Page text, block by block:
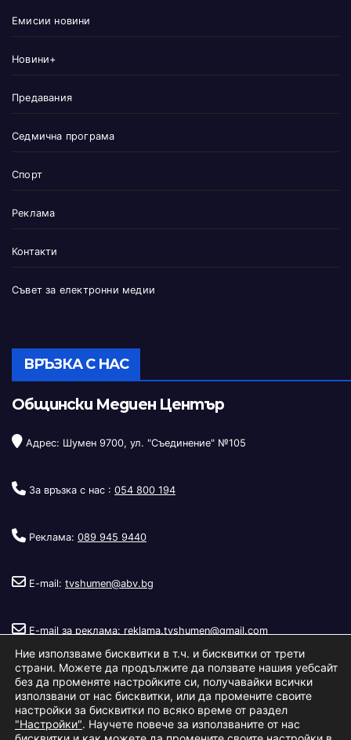
Емисии новини
Новини+
Предавания
Седмична програма
Спорт
Реклама
Контакти
Съвет за електронни медии
ВРЪЗКА С НАС
Общински Медиен Център
Адрес: Шумен 9700, ул. "Съединение" №105
За връзка с нас : 054 800 194
Реклама: 089 945 9440
E-mail: tvshumen@abv.bg
E-mail за реклама: reklama.tvshumen@gmail.com
Copyright © 2026Телевизия Шумен.|Изработка: S.I.T Solutions
Ние използваме бисквитки в т.ч. и бисквитки от трети
страни. Можете да продължите да ползвате нашия уебсайт
без да променяте настройките си, получавайки всички
използвани от нас бисквитки, или да промените своите
настройки за бисквитки по всяко време от раздел
"Настройки". Научете повече за използваните от нас